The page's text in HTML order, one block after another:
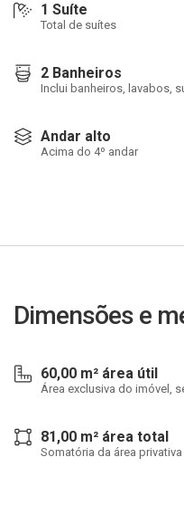
1 Suíte
Total de suítes
2 Banheiros
Inclui banheiros, lavabos,
Andar alto
Acima do 4º andar
Dimensões e
60,00 m² área útil
Área exclusiva do imóvel,
81,00 m² área total
Somatória da área